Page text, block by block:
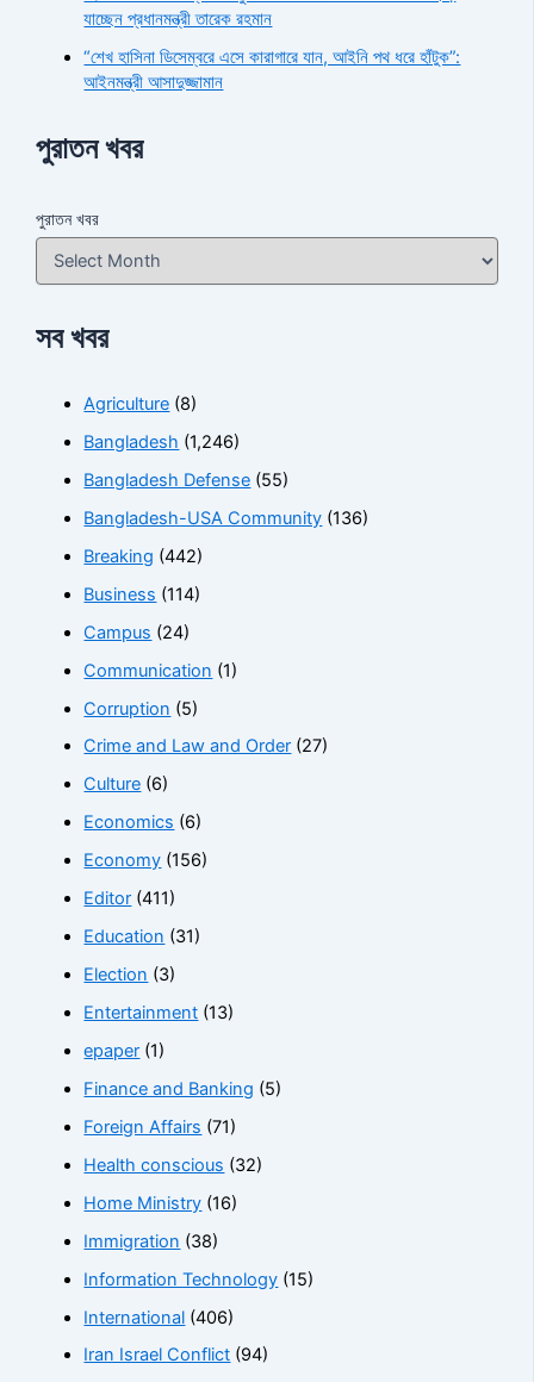
যাচ্ছেন প্রধানমন্ত্রী তারেক রহমান
“শেখ হাসিনা ডিসেম্বরে এসে কারাগারে যান, আইনি পথ ধরে হাঁটুক”:
আইনমন্ত্রী আসাদুজ্জামান
পুরাতন খবর
পুরাতন খবর
সব খবর
Agriculture (8)
Bangladesh (1,246)
Bangladesh Defense (55)
Bangladesh-USA Community (136)
Breaking (442)
Business (114)
Campus (24)
Communication (1)
Corruption (5)
Crime and Law and Order (27)
Culture (6)
Economics (6)
Economy (156)
Editor (411)
Education (31)
Election (3)
Entertainment (13)
epaper (1)
Finance and Banking (5)
Foreign Affairs (71)
Health conscious (32)
Home Ministry (16)
Immigration (38)
Information Technology (15)
International (406)
Iran Israel Conflict (94)